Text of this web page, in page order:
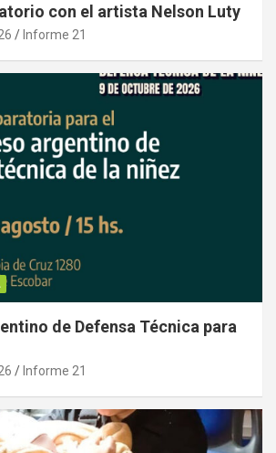
con el artista Nelson Luty
Informe 21
de Defensa Técnica para
Informe 21